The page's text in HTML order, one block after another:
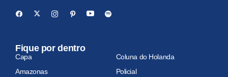
Fique por dentro
Capa
Coluna do Holanda
Amazonas
Policial